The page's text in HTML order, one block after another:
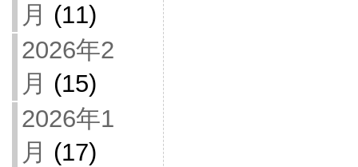
月 (11)
2026年2
月 (15)
2026年1
月 (17)